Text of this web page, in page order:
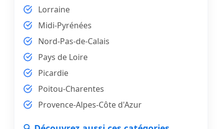
Lorraine
Midi-Pyrénées
Nord-Pas-de-Calais
Pays de Loire
Picardie
Poitou-Charentes
Provence-Alpes-Côte d'Azur